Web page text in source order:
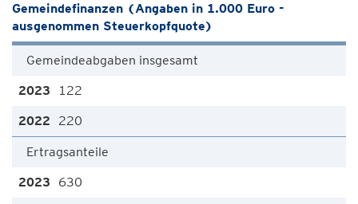
Gemeindefinanzen (Angaben in 1.000 Euro -
ausgenommen Steuerkopfquote)
Gemeindeabgaben insgesamt
122
220
Ertragsanteile
630